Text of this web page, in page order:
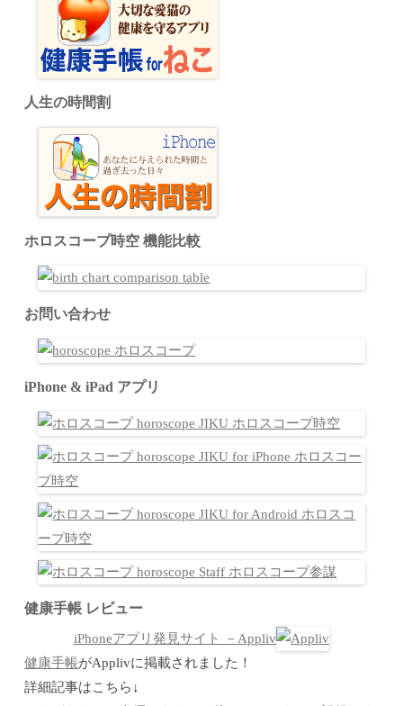
人生の時間割
ホロスコープ時空 機能比較
お問い合わせ
iPhone & iPad アプリ
健康手帳 レビュー
iPhoneアプリ発見サイト －Appliv
健康手帳がApplivに掲載されました！
詳細記事はこちら↓